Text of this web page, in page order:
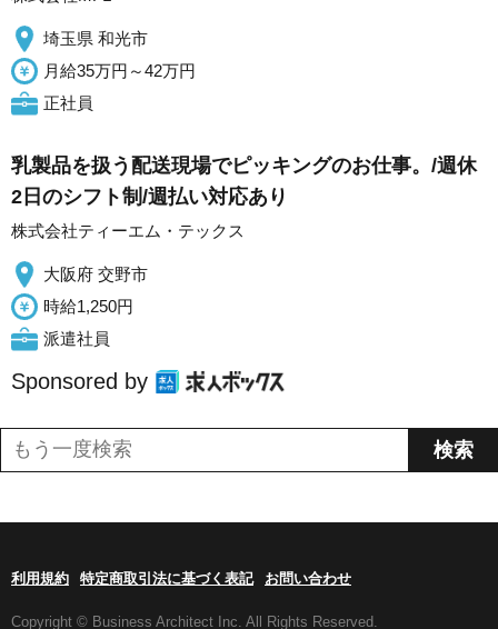
埼玉県 和光市
月給35万円～42万円
正社員
乳製品を扱う配送現場でピッキングのお仕事。/週休
2日のシフト制/週払い対応あり
株式会社ティーエム・テックス
大阪府 交野市
時給1,250円
派遣社員
Sponsored by
利用規約 特定商取引法に基づく表記 お問い合わせ
Copyright © Business Architect Inc. All Rights Reserved.